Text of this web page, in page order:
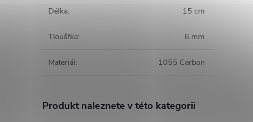
Délka: 15 cm
Tloušťka: 6 mm
Materiál: 1055 Carbon
Produkt naleznete v této kategorii